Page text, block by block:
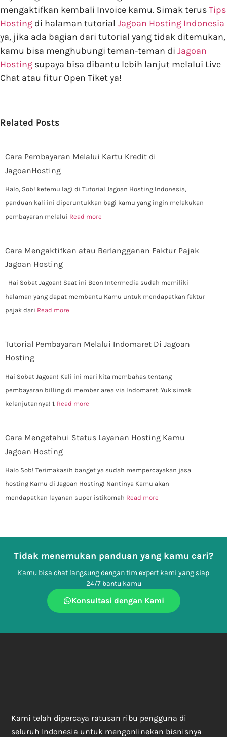
mengaktifkan kembali Invoice kamu. Simak terusTips
Hosting di halaman tutorial Jagoan Hosting Indonesia
ya, jika ada bagian dari tutorial yang tidak ditemukan,
kamu bisa menghubungi teman-teman di Jagoan
Hosting supaya bisa dibantu lebih lanjut melalui Live
Chat atau fitur Open Tiket ya!
Related Posts
Cara Pembayaran Melalui Kartu Kredit di
JagoanHosting
Halo, Sob! ketemu lagi di Tutorial Jagoan Hosting Indonesia,
panduan kali ini diperuntukkan bagi kamu yang ingin melakukan
pembayaran melalui Read more
Cara Mengaktifkan atau Berlangganan Faktur Pajak
Jagoan Hosting
Hai Sobat Jagoan! Saat ini Beon Intermedia sudah memiliki
halaman yang dapat membantu Kamu untuk mendapatkan faktur
pajak dari Read more
Tutorial Pembayaran Melalui Indomaret Di Jagoan
Hosting
Hai Sobat Jagoan! Kali ini mari kita membahas tentang
pembayaran billing di member area via Indomaret. Yuk simak
kelanjutannya! 1. Read more
Cara Mengetahui Status Layanan Hosting Kamu
Jagoan Hosting
Halo Sob! Terimakasih banget ya sudah mempercayakan jasa
hosting Kamu di Jagoan Hosting! Nantinya Kamu akan
mendapatkan layanan super istikomah Read more
Tidak menemukan panduan yang kamu cari?
Kamu bisa chat langsung dengan tim expert kami yang siap
24/7 bantu kamu
Konsultasi dengan Kami
Kami telah dipercaya ratusan ribu pengguna di
seluruh Indonesia untuk mengonlinekan bisnisnya